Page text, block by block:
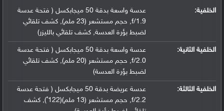
الخلفية:
عدسة واسعة بدقة 50 ميجابكسل ( فتحة عدسة
f/1.9, حجم مستشعر (23 ملم), كشف تلقائي
لضبط بؤرة العدسة, كشف تلقائي بالليزر)
الخلفية الثانية:
عدسة واسعة بدقة 50 ميجابكسل ( فتحة عدسة
f/2.0, حجم مستشعر (20 ملم), كشف تلقائي
لضبط بؤرة العدسة)
الخلفية الثالثة:
عدسة عريضة بدقة 50 ميجابكسل ( فتحة عدسة
f/2.2, حجم مستشعر (13 ملم)(122˚), كشف